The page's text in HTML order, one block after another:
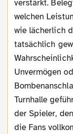
verstärkt.
welchen
wie lächerlich
tatsächlich
Unvermögen
Turnhalle
der Spieler,
die Fans